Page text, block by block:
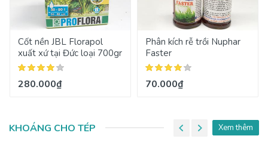
Cốt nền JBL Florapol
xuất xứ tại Đức loại 700gr
280.000₫
Phân kích rễ trồi Nuphar
Faster
70.000₫
KHOÁNG CHO TÉP Xem thêm